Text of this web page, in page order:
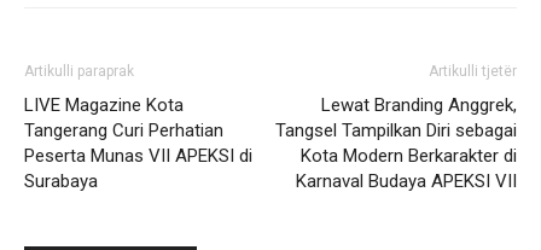
Artikulli paraprak
LIVE Magazine Kota
Tangerang Curi Perhatian
Peserta Munas VII APEKSI di
Surabaya
Artikulli tjetër
Lewat Branding Anggrek,
Tangsel Tampilkan Diri sebagai
Kota Modern Berkarakter di
Karnaval Budaya APEKSI VII